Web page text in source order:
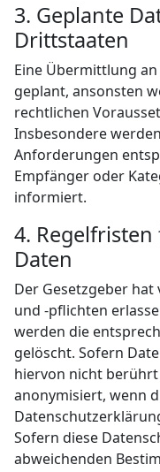
3. Geplante
Drittstaaten
Eine Übermittlung
geplant, ansonsten
rechtlichen
Insbesondere
Anforderungen
Empfänger oder
informiert.
4.
Daten
Der Gesetzgeber
und -pflichten
werden die
gelöscht. Sofern
hiervon nicht
anonymisiert, wenn
Sofern diese
abweichenden